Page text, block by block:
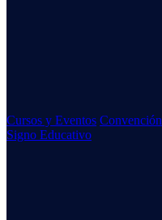
Cursos y Eventos Convención
Signo Educativo